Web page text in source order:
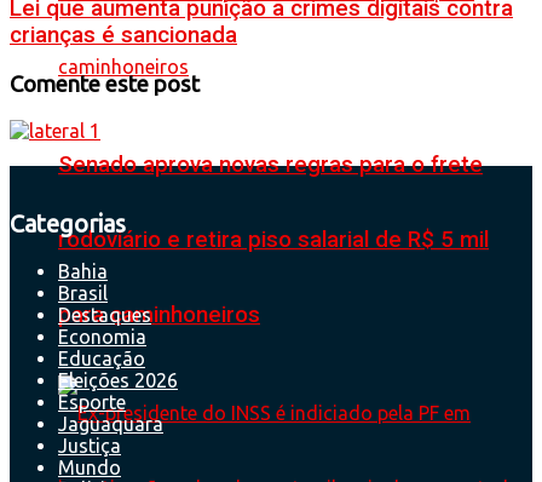
Senado aprova novas regras para o frete
rodoviário e retira piso salarial de R$ 5 mil
para caminhoneiros
Lei que aumenta punição a crimes digitais contra
crianças é sancionada
Comente este post
Categorias
Bahia
Brasil
Destaques
Economia
Educação
Eleições 2026
Esporte
Jaguaquara
Justiça
Mundo